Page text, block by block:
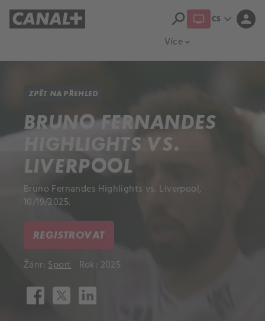
Více expand_more
search CS expand_more person
ZPĚT NA PŘEHLED
BRUNO FERNANDES
HIGHLIGHTS VS.
LIVERPOOL
Bruno Fernandes Highlights vs. Liverpool,
10/19/2025.
REGISTROVAT
Žánr:Sport Rok: 2025